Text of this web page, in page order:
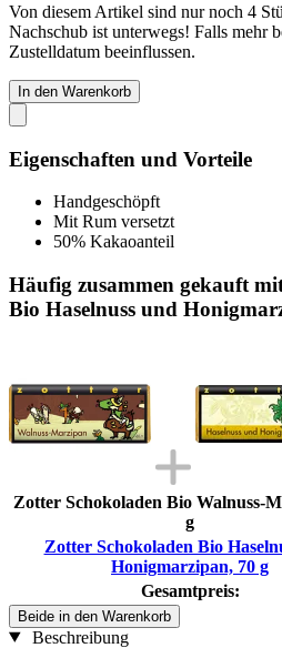
Von diesem Artikel sind nur noch 4
Nachschub ist unterwegs! Falls mehr
Zustelldatum beeinflussen.
In den Warenkorb
Eigenschaften und Vorteile
Handgeschöpft
Mit Rum versetzt
50% Kakaoanteil
Häufig zusammen gekauft
Bio Haselnuss und
Zotter Schokoladen Bio Walnuss-
g
Zotter Schokoladen Bio
Honigmarzipan, 70 g
Gesamtpreis:
Beide in den Warenkorb
Beschreibung